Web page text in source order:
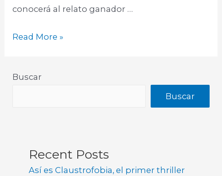
conocerá al relato ganador …
Read More »
Buscar
Buscar
Recent Posts
Así es Claustrofobia, el primer thriller